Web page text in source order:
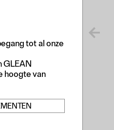
tot al onze
GLEAN
hoogte van